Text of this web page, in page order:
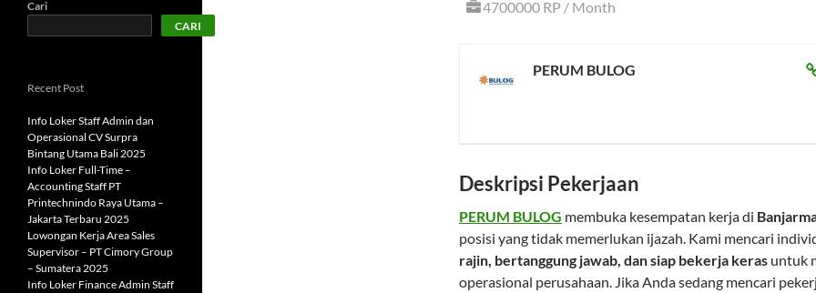
4700000 RP / Month
PERUM BULOG
Deskripsi Pekerjaan
PERUM BULOG membuka kesempatan kerja di
posisi yang tidak memerlukan ijazah. Kami mencari
rajin, bertanggung jawab, dan siap bekerja keras untuk
operasional perusahaan. Jika Anda sedang mencari
Cari
CARI
Recent Post
Info Loker Staff Admin dan
Operasional CV Surpra
Bintang Utama Bali 2025
Info Loker Full-Time –
Accounting Staff PT
Printechnindo Raya Utama –
Jakarta Terbaru 2025
Lowongan Kerja Area Sales
Supervisor – PT Cimory Group
– Sumatera 2025
Info Loker Finance Admin Staff